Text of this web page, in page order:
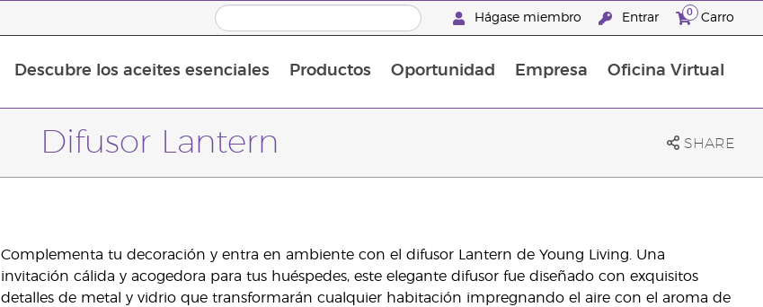
Hágase miembro Entrar 0 Carro
Descubre los aceites esenciales Productos Oportunidad Empresa Oficina Virtual
Difusor Lantern SHARE
Complementa tu decoración y entra en ambiente con el difusor Lantern de Young Living. Una
invitación cálida y acogedora para tus huéspedes, este elegante difusor fue diseñado con exquisitos
detalles de metal y vidrio que transformarán cualquier habitación impregnando el aire con el aroma de